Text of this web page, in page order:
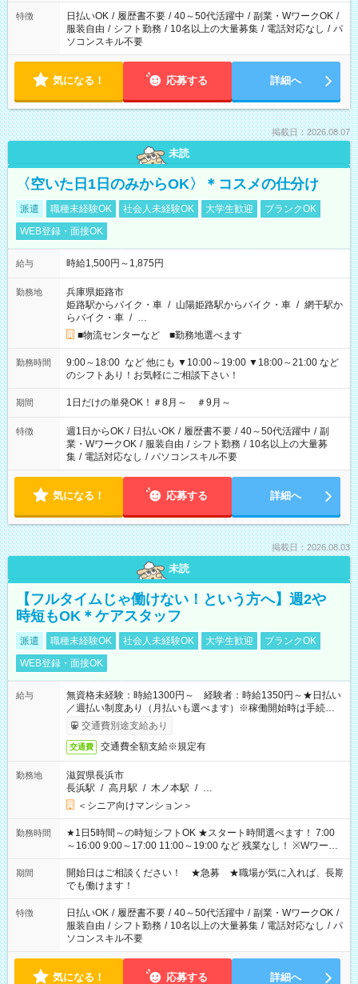
特徴 日払いOK / 履歴書不要 / 40～50代活躍中 / 副業・WワークOK /
服装自由 / シフト勤務 / 10名以上の大量募集 / 電話対応なし / パ
ソコンスキル不要
気になる！ 応募する 詳細へ
掲載日：2026.08.07
未読
〈空いた日1日のみからOK〉＊コスメの仕分け
派遣 職種未経験OK 社会人未経験OK 大学生歓迎
ブランクOK
WEB登録・面接OK
給与 時給1,500円～1,875円
勤務地
兵庫県姫路市
姫路駅からバイク・車 / 山陽姫路駅からバイク・車 / 網干駅か
らバイク・車 / …
■物流センターなど ■勤務地選べます
勤務時間
9:00～18:00 など 他にも ▼10:00～19:00 ▼18:00～21:00 など
のシフトあり！お気軽にご相談下さい！
期間 1日だけの単発OK！＃8月～ ＃9月～
特徴 週1日からOK / 日払いOK / 履歴書不要 / 40～50代活躍中 / 副
業・WワークOK / 服装自由 / シフト勤務 / 10名以上の大量募
集 / 電話対応なし / パソコンスキル不要
気になる！ 応募する 詳細へ
掲載日：2026.08.03
未読
【フルタイムじゃ働けない！という方へ】週2や
時短もOK＊ケアスタッフ
派遣 職種未経験OK 社会人未経験OK 大学生歓迎
ブランクOK
WEB登録・面接OK
給与
無資格未経験：時給1300円～ 経験者：時給1350円～★日払い
／週払い制度あり（月払いも選べます）※稼働開始時は手続き完
了次第のお支払いとなります。
交通費別途支給あり
交通費 交通費全額支給※規定有
勤務地
滋賀県長浜市
長浜駅 / 高月駅 / 木ノ本駅 / …
＜シニア向けマンション＞
勤務時間
★1日5時間～の時短シフトOK ★スタート時間選べます！ 7:00
～16:00 9:00～17:00 11:00～19:00 など 残業なし！ ※Wワーク
の場合、他のお仕事と合わせ週40時間超の就業はご案内できま
せん ※法令に基づき、週20時間以上勤務は社会保険への加入対
象となります ※労働者派遣法（日雇い派遣の原則禁止）によ
り、短時間・短期間の就業はご案内が難しい場合があります
期間
開始日はご相談ください！ ★急募 ★職場が気に入れば、長期
でも働けます！
特徴 日払いOK / 履歴書不要 / 40～50代活躍中 / 副業・WワークOK /
服装自由 / シフト勤務 / 10名以上の大量募集 / 電話対応なし / パ
ソコンスキル不要
気になる！ 応募する 詳細へ